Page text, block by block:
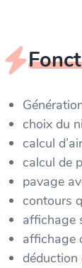
choix du
calcul
calcul de
pavage
contours
affichage
affichage
déduction